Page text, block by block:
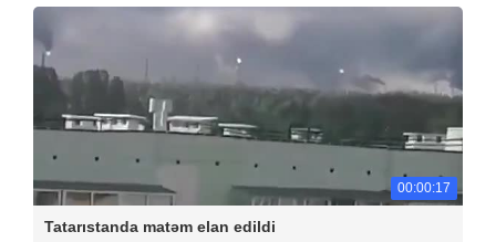
00:00:17
Tatarıstanda matəm elan edildi